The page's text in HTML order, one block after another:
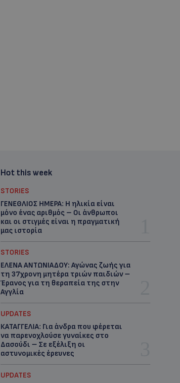
Hot this week
STORIES
ΓΕΝΕΘΛΙΟΣ ΗΜΕΡΑ: Η ηλικία είναι
μόνο ένας αριθμός – Οι άνθρωποι
και οι στιγμές είναι η πραγματική
μας ιστορία
STORIES
ΕΛΕΝΑ ΑΝΤΩΝΙΑΔΟΥ: Αγώνας ζωής για
τη 37χρονη μητέρα τριών παιδιών –
Έρανος για τη θεραπεία της στην
Αγγλία
UPDATES
ΚΑΤΑΓΓΕΛΙΑ: Για άνδρα που φέρεται
να παρενοχλούσε γυναίκες στο
Δασούδι – Σε εξέλιξη οι
αστυνομικές έρευνες
UPDATES